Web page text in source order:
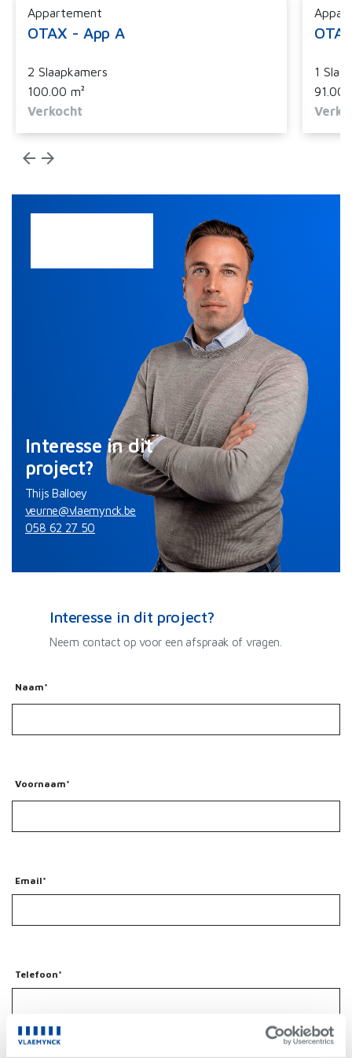
Appartement
OTAX - App A
2 Slaapkamers
100.00 m²
Verkocht
1
91.00
arrow_back arrow_forward
Interesse in dit
project?
Thijs Balloey
veurne@vlaemynck.be
058 62 27 50
Interesse in dit project?
Neem contact op voor een afspraak of vragen.
Naam*
Voornaam*
Email*
Telefoon*